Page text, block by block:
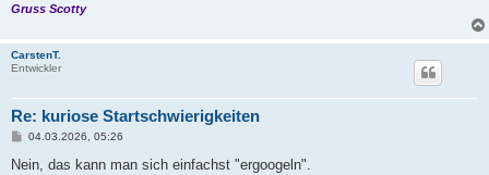
Gruss Scotty
CarstenT.
Entwickler
Re: kuriose Startschwierigkeiten
B
i
04.03.2026, 05:26
Nein, das kann man sich einfachst "ergoogeln".